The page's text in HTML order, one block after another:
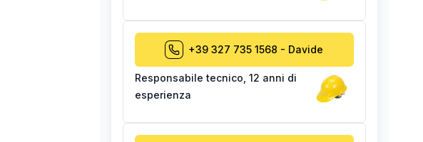
+39 327 735 1568 - Davide
Responsabile tecnico 12 anni di
esperienza